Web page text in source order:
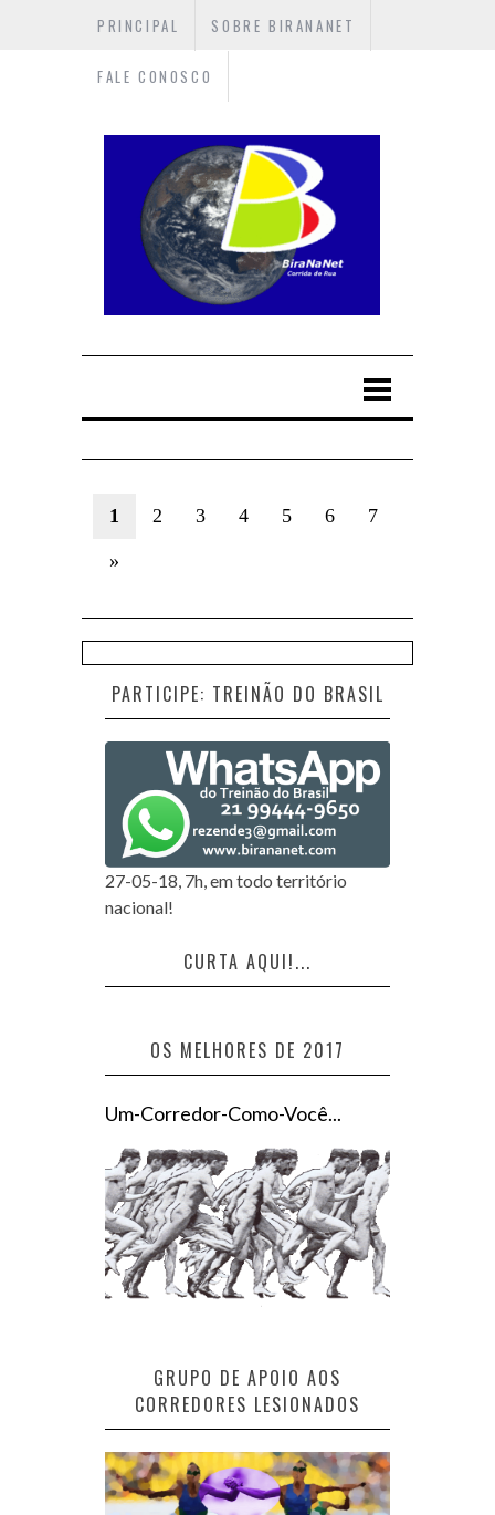
PRINCIPAL SOBRE BIRANANET
FALE CONOSCO
1 2 3 4 5 6 7
»
PARTICIPE: TREINÃO DO BRASIL
27-05-18, 7h, em todo território
nacional!
CURTA AQUI!...
OS MELHORES DE 2017
Um-Corredor-Como-Você...
GRUPO DE APOIO AOS
CORREDORES LESIONADOS